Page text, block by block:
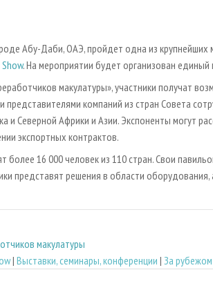
Абу-Даби, ОАЭ, пройдет одна из
. На мероприятии будет организован
макулатуры», участники получат
представителями компаний из стран Совета
и Северной Африки и Азии. Экспоненты могут
экспортных контрактов.
более 16 000 человек из 110 стран. Свои
представят решения в области оборудования,
макулатуры
| Выставки, семинары, конференции | За рубежом